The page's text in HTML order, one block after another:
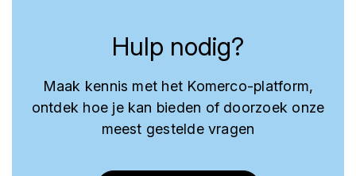
Hulp nodig?
Maak kennis met het Komerco-platform,
ontdek hoe je kan bieden of doorzoek onze
meest gestelde vragen